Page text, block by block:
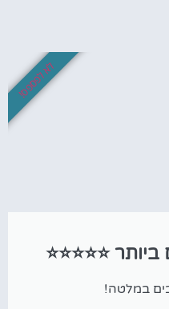
⭐⭐⭐⭐⭐
במלטה!
לא לפספס!